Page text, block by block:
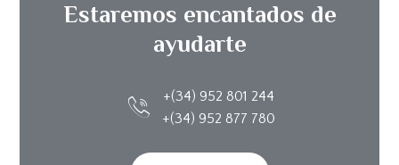
Estaremos encantados de
ayudarte
+(34) 952 801 244
+(34) 952 877 780